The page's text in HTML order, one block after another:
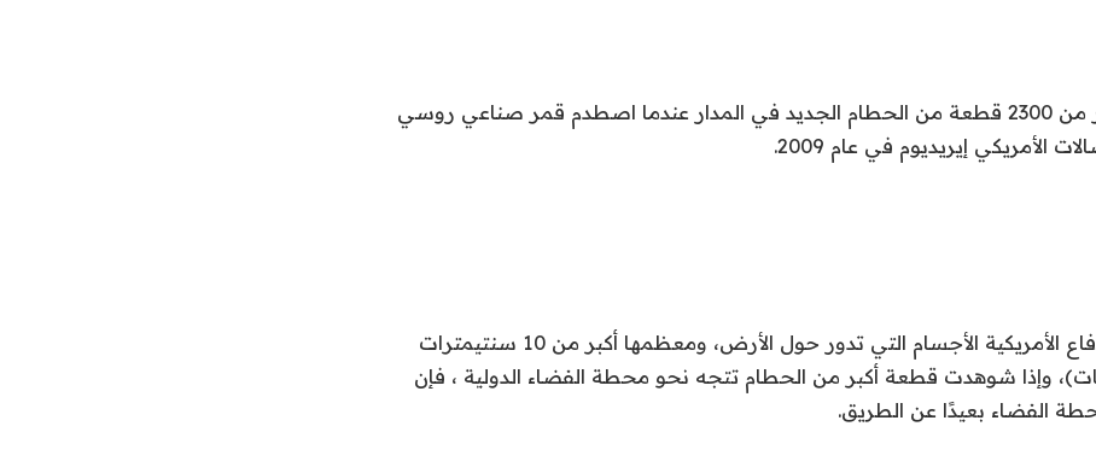
كما تم إطلاق أكثر من 2300 قطعة من الحطام الجديد في المدار عندما اصطدم قمر صناعي روسي
الأمريكي إيريديوم في عام 2009.
وتتعقب وزارة الدفاع الأمريكية الأجسام التي تدور حول الأرض، ومعظمها أكبر من 10 سنتيمترات
وإذا شوهدت قطعة أكبر من الحطام تتجه نحو محطة الفضاء الدولية ، فإن
الفضاء بعيدًا عن الطريق.